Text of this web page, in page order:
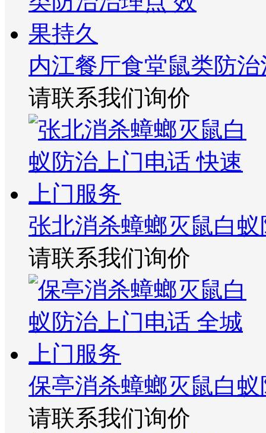
内江餐厅食堂鼠类防
请联系我们询价
张北消杀蟑螂灭鼠白
请联系我们询价
保亭消杀蟑螂灭鼠白
请联系我们询价